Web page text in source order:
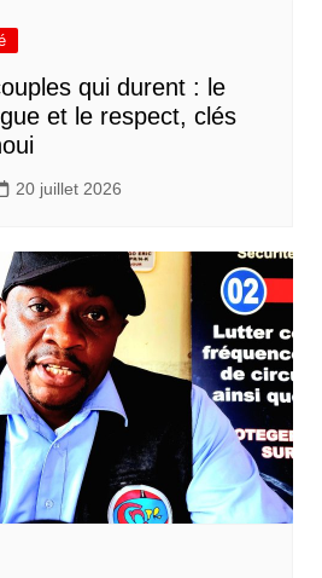
qui durent : le
et le respect, clés
20 juillet 2026